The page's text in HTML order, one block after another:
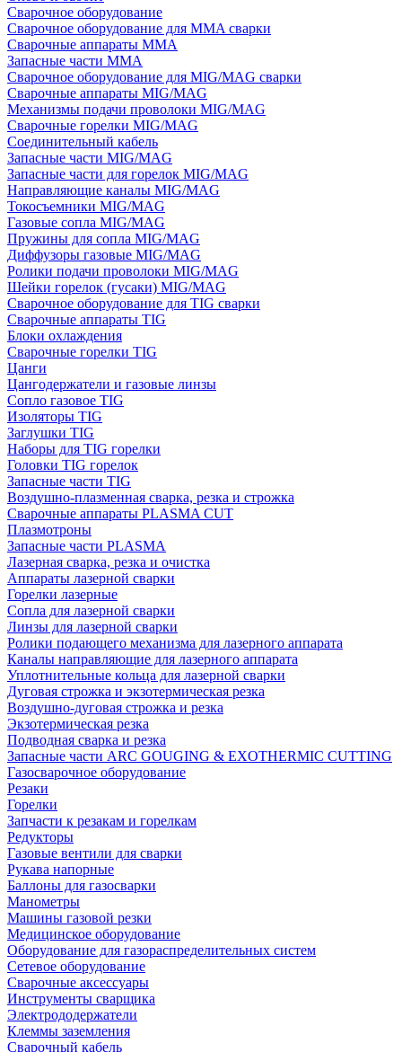
Сварочное оборудование
Сварочное оборудование для MMA сварки
Сварочные аппараты MMA
Запасные части MMA
Сварочное оборудование для MIG/MAG сварки
Сварочные аппараты MIG/MAG
Механизмы подачи проволоки MIG/MAG
Сварочные горелки MIG/MAG
Соединительный кабель
Запасные части MIG/MAG
Запасные части для горелок MIG/MAG
Направляющие каналы MIG/MAG
Токосъемники MIG/MAG
Газовые сопла MIG/MAG
Пружины для сопла MIG/MAG
Диффузоры газовые MIG/MAG
Ролики подачи проволоки MIG/MAG
Шейки горелок (гусаки) MIG/MAG
Сварочное оборудование для TIG сварки
Сварочные аппараты TIG
Блоки охлаждения
Сварочные горелки TIG
Цанги
Цангодержатели и газовые линзы
Сопло газовое TIG
Изоляторы TIG
Заглушки TIG
Наборы для TIG горелки
Головки TIG горелок
Запасные части TIG
Воздушно-плазменная сварка, резка и строжка
Сварочные аппараты PLASMA CUT
Плазмотроны
Запасные части PLASMA
Лазерная сварка, резка и очистка
Аппараты лазерной сварки
Горелки лазерные
Сопла для лазерной сварки
Линзы для лазерной сварки
Ролики подающего механизма для лазерного аппарата
Каналы направляющие для лазерного аппарата
Уплотнительные кольца для лазерной сварки
Дуговая строжка и экзотермическая резка
Воздушно-дуговая строжка и резка
Экзотермическая резка
Подводная сварка и резка
Запасные части ARC GOUGING & EXOTHERMIC CUTTING
Газосварочное оборудование
Резаки
Горелки
Запчасти к резакам и горелкам
Редукторы
Газовые вентили для сварки
Рукава напорные
Баллоны для газосварки
Манометры
Машины газовой резки
Медицинское оборудование
Оборудование для газораспределительных систем
Сетевое оборудование
Сварочные аксессуары
Инструменты сварщика
Электрододержатели
Клеммы заземления
Сварочный кабель